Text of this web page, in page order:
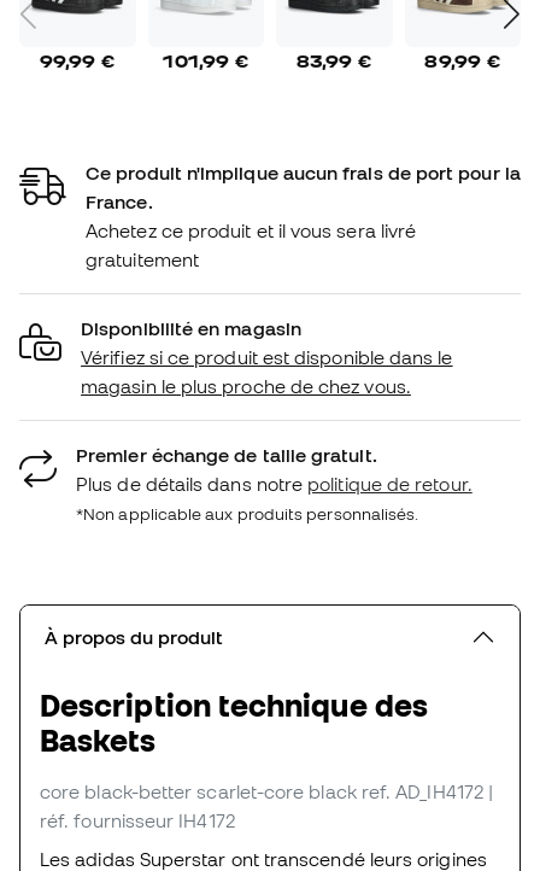
99,99 € 101,99 € 83,99 € 89,99 €
Ce produit n'implique aucun frais de port pour la
France.
Achetez ce produit et il vous sera livré
gratuitement
Disponibilité en magasin
Vérifiez si ce produit est disponible dans le
magasin le plus proche de chez vous.
Premier échange de taille gratuit.
Plus de détails dans notre politique de retour.
*Non applicable aux produits personnalisés.
À propos du produit
Description technique des
Baskets
core black-better scarlet-core black ref. AD_IH4172 |
réf. fournisseur IH4172
Les adidas Superstar ont transcendé leurs origines